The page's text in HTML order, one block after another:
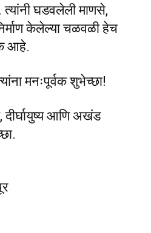
घडवलेली माणसे,
केलेल्या चळवळी हेच
आहे.
मनःपूर्वक शुभेच्छा!
दीर्घायुष्य आणि अखंड